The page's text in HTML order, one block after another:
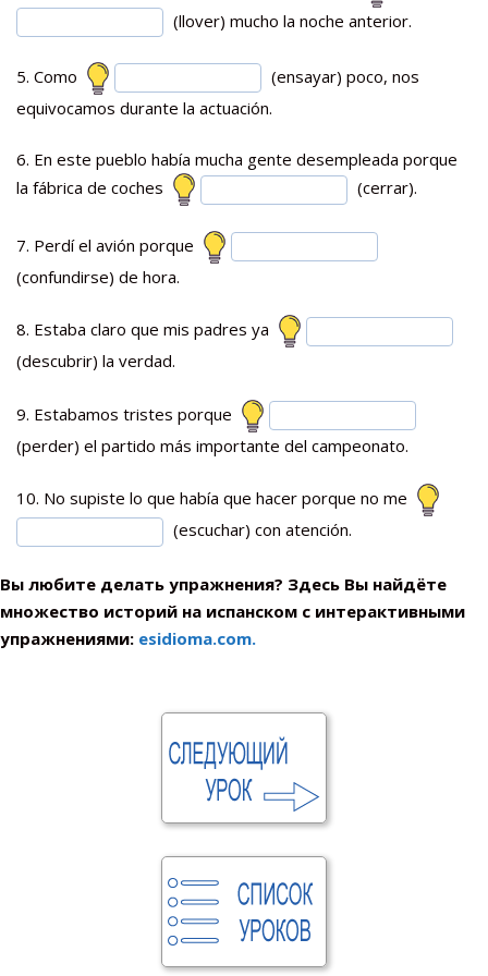
(llover) mucho la noche anterior.
5. Como
(ensayar) poco, nos
equivocamos durante la actuación.
6. En este pueblo había mucha gente desempleada porque
la fábrica de coches
(cerrar).
7. Perdí el avión porque
(confundirse) de hora.
8. Estaba claro que mis padres ya
(descubrir) la verdad.
9. Estabamos tristes porque
(perder) el partido más importante del campeonato.
10. No supiste lo que había que hacer porque no me
(escuchar) con atención.
Вы любите делать упражнения? Здесь Вы найдёте
множество историй на испанском с интерактивными
упражнениями: esidioma.com.